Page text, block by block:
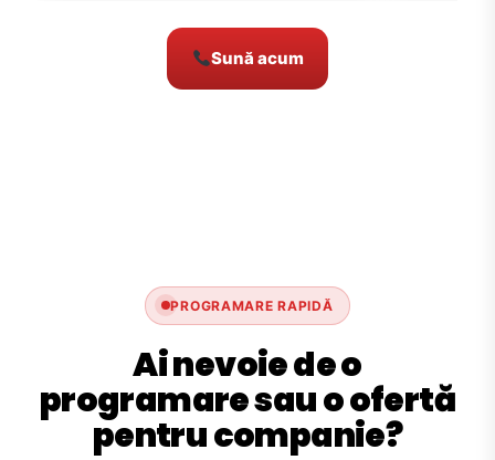
Sună acum
PROGRAMARE RAPIDĂ
Ai nevoie de o
programare sau o ofertă
pentru companie?